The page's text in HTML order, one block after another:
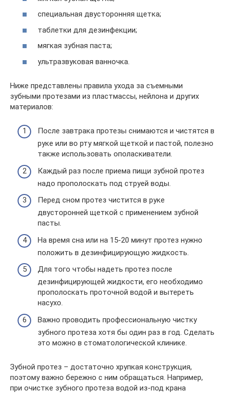
специальная двусторонняя щетка;
таблетки для дезинфекции;
мягкая зубная паста;
ультразвуковая ванночка.
Ниже представлены правила ухода за съемными
зубными протезами из пластмассы, нейлона и других
материалов:
После завтрака протезы снимаются и чистятся в
руке или во рту мягкой щеткой и пастой, полезно
также использовать ополаскиватели.
Каждый раз после приема пищи зубной протез
надо прополоскать под струей воды.
Перед сном протез чистится в руке
двусторонней щеткой с применением зубной
пасты.
На время сна или на 15-20 минут протез нужно
положить в дезинфицирующую жидкость.
Для того чтобы надеть протез после
дезинфицирующей жидкости, его необходимо
прополоскать проточной водой и вытереть
насухо.
Важно проводить профессиональную чистку
зубного протеза хотя бы один раз в год. Сделать
это можно в стоматологической клинике.
Зубной протез – достаточно хрупкая конструкция,
поэтому важно бережно с ним обращаться. Например,
при очистке зубного протеза водой из-под крана